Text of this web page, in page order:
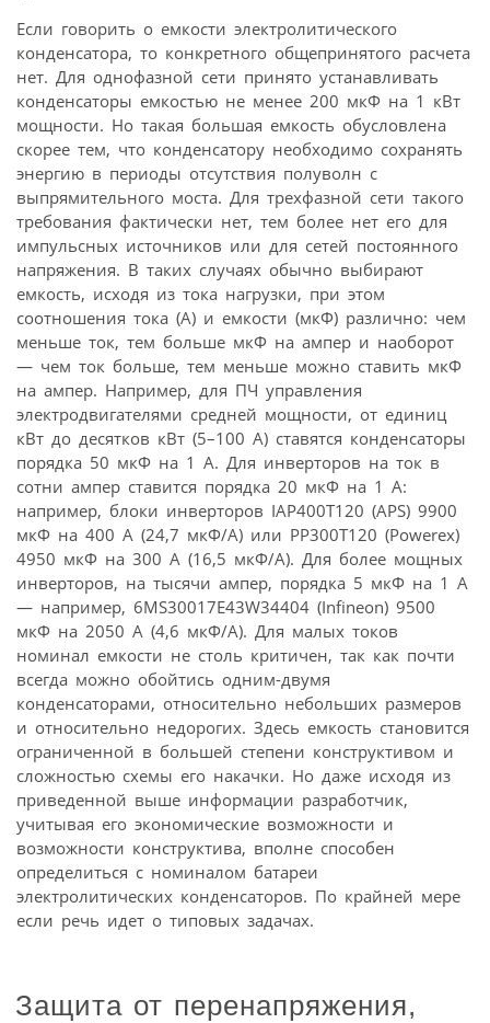
Если говорить о емкости электролитического
конденсатора, то конкретного общепринятого расчета
нет. Для однофазной сети принято устанавливать
конденсаторы емкостью не менее 200 мкФ на 1 кВт
мощности. Но такая большая емкость обусловлена
скорее тем, что конденсатору необходимо сохранять
энергию в периоды отсутствия полуволн с
выпрямительного моста. Для трехфазной сети такого
требования фактически нет, тем более нет его для
импульсных источников или для сетей постоянного
напряжения. В таких случаях обычно выбирают
емкость, исходя из тока нагрузки, при этом
соотношения тока (А) и емкости (мкФ) различно: чем
меньше ток, тем больше мкФ на ампер и наоборот
— чем ток больше, тем меньше можно ставить мкФ
на ампер. Например, для ПЧ управления
электродвигателями средней мощности, от единиц
кВт до десятков кВт (5–100 А) ставятся конденсаторы
порядка 50 мкФ на 1 А. Для инверторов на ток в
сотни ампер ставится порядка 20 мкФ на 1 А:
например, блоки инверторов IAP400T120 (APS) 9900
мкФ на 400 А (24,7 мкФ/А) или PP300T120 (Powerex)
4950 мкФ на 300 А (16,5 мкФ/А). Для более мощных
инверторов, на тысячи ампер, порядка 5 мкФ на 1 А
— например, 6MS30017E43W34404 (Infineon) 9500
мкФ на 2050 А (4,6 мкФ/А). Для малых токов
номинал емкости не столь критичен, так как почти
всегда можно обойтись одним-двумя
конденсаторами, относительно небольших размеров
и относительно недорогих. Здесь емкость становится
ограниченной в большей степени конструктивом и
сложностью схемы его накачки. Но даже исходя из
приведенной выше информации разработчик,
учитывая его экономические возможности и
возможности конструктива, вполне способен
определиться с номиналом батареи
электролитических конденсаторов. По крайней мере
если речь идет о типовых задачах.
Защита от перенапряжения,